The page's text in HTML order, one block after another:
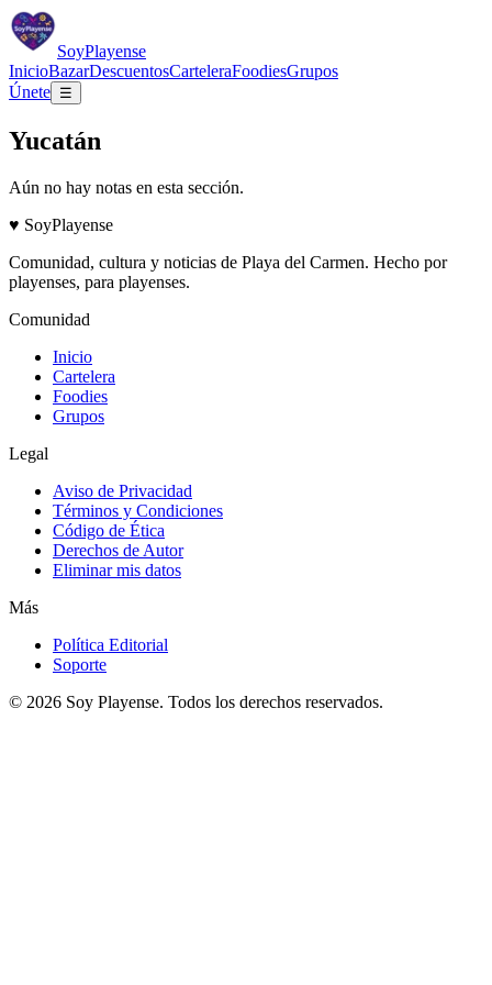
SoyPlayense
InicioBazarDescuentosCarteleraFoodiesGrupos
Únete ☰
Yucatán
Aún no hay notas en esta sección.
♥ SoyPlayense
Comunidad, cultura y noticias de Playa del Carmen. Hecho por
playenses, para playenses.
Comunidad
Inicio
Cartelera
Foodies
Grupos
Legal
Aviso de Privacidad
Términos y Condiciones
Código de Ética
Derechos de Autor
Eliminar mis datos
Más
Política Editorial
Soporte
© 2026 Soy Playense. Todos los derechos reservados.